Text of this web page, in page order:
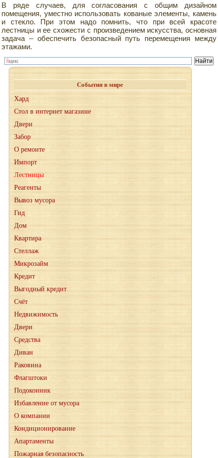
В ряде случаев, для согласования с общим дизайном
помещения, уместно использовать кованые элементы, камень
и стекло. При этом надо помнить, что при всей красоте
лестницы и ее схожести с произведением искусства, основная
задача – обеспечить безопасный путь перемещения между
этажами.
События в мире
Хард
Стол в интернет магазине
Двери
Забор
О ремонте
Импорт
Лестницы
Реагенты
Вывоз мусора
Гид
Дом
Квартира
Стеллаж
Микрозайм
Кредит
Выгодный кредит
Счёт
Недвижимость
Двери
Средства
Диван
Раковина
Флагштоки
Подоконник
Избавление от мусора
О компании
Кондиционирование
Апартаменты
Пожарная безопасность